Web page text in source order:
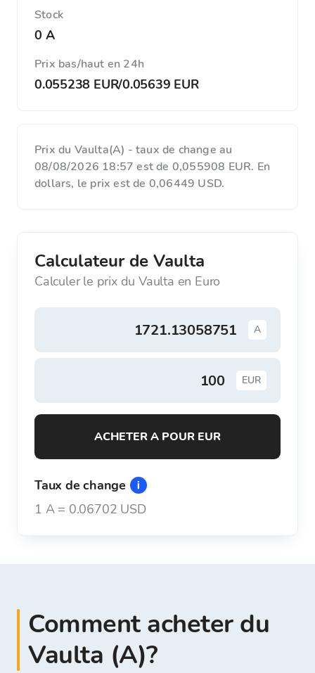
Stock
0 A
Prix ​​bas/haut en 24h
0.055238 EUR/0.05639 EUR
Prix du Vaulta(A) - taux de change au
08/08/2026 18:57 est de 0,055908 EUR. En
dollars, le prix est de 0,06449 USD.
Calculateur de Vaulta
Calculer le prix du Vaulta en Euro
A
EUR
ACHETER A POUR EUR
Taux de change
1 A= 0.06702 USD
Comment acheter du
Vaulta (A)?